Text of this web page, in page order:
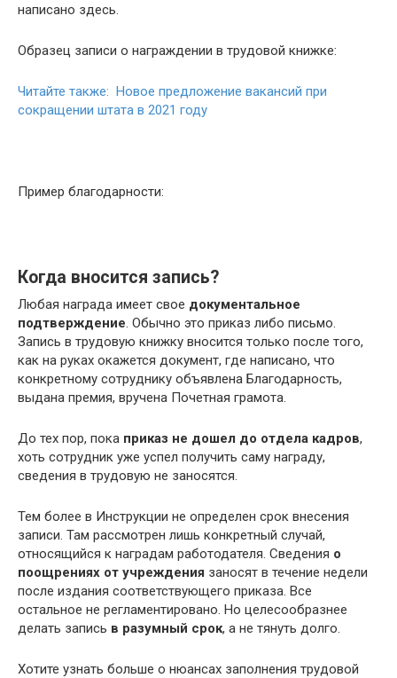
написано здесь.
Образец записи о награждении в трудовой книжке:
Читайте также: Новое предложение вакансий при
сокращении штата в 2021 году
Пример благодарности:
Когда вносится запись?
Любая награда имеет свое документальное
подтверждение. Обычно это приказ либо письмо.
Запись в трудовую книжку вносится только после того,
как на руках окажется документ, где написано, что
конкретному сотруднику объявлена Благодарность,
выдана премия, вручена Почетная грамота.
До тех пор, пока приказ не дошел до отдела кадров,
хоть сотрудник уже успел получить саму награду,
сведения в трудовую не заносятся.
Тем более в Инструкции не определен срок внесения
записи. Там рассмотрен лишь конкретный случай,
относящийся к наградам работодателя. Сведения о
поощрениях от учреждения заносят в течение недели
после издания соответствующего приказа. Все
остальное не регламентировано. Но целесообразнее
делать запись в разумный срок, а не тянуть долго.
Хотите узнать больше о нюансах заполнения трудовой